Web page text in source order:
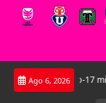
Saltar
Ago 6, 2026
La Roja Sub-17